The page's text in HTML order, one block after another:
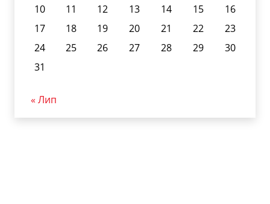
10
11 12 13 14 15
16
17
18 19 20 21 22
23
24
25 26 27 28 29
30
31
« Лип